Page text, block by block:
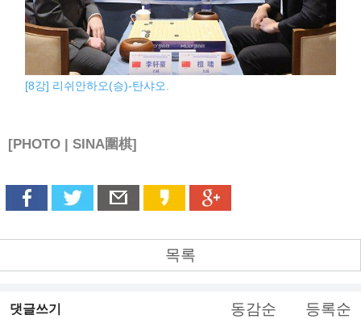
[8강] 리쉬안하오(승)-탄샤오.
[PHOTO | SINA圍棋]
목록
댓글쓰기 동감순 등록순